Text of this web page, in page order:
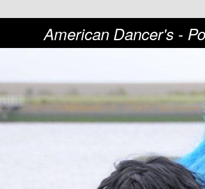
American Dancer's -